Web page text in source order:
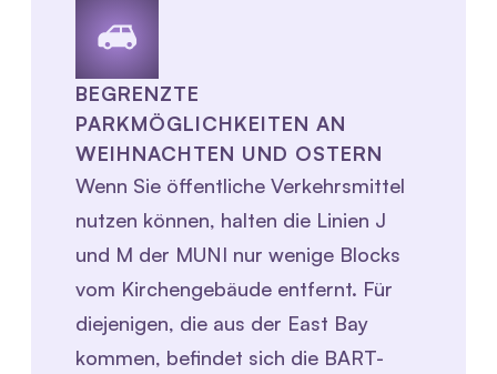
BEGRENZTE
PARKMÖGLICHKEITEN AN
WEIHNACHTEN UND OSTERN
Wenn Sie öffentliche Verkehrsmittel
nutzen können, halten die Linien J
und M der MUNI nur wenige Blocks
vom Kirchengebäude entfernt. Für
diejenigen, die aus der East Bay
kommen, befindet sich die BART-